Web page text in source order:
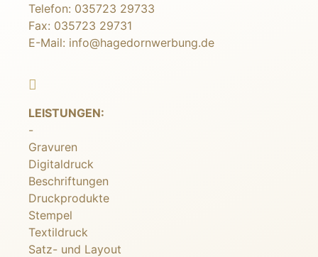
Telefon: 035723 29733
Fax: 035723 29731
E-Mail: info@hagedornwerbung.de
LEISTUNGEN:
-
Gravuren
Digitaldruck
Beschriftungen
Druckprodukte
Stempel
Textildruck
Satz- und Layout